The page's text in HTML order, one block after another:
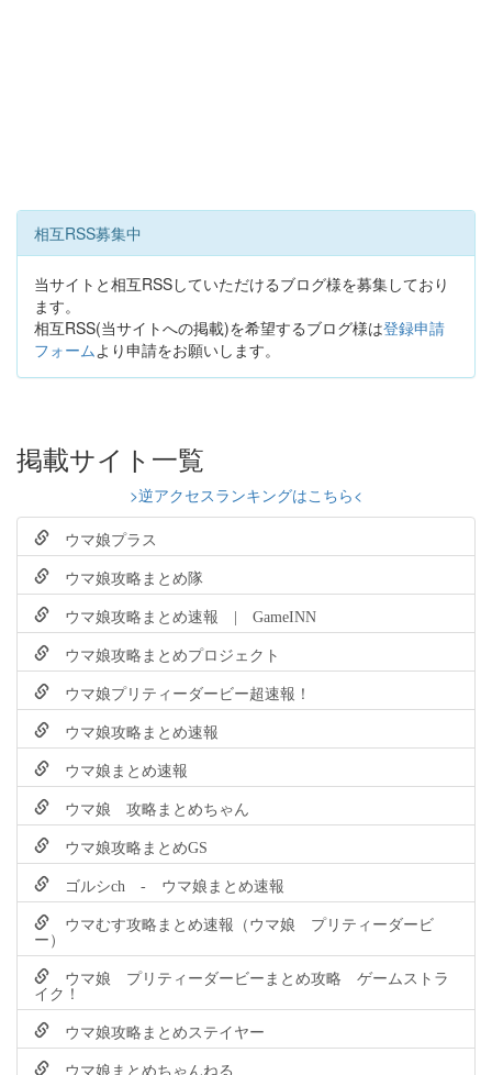
相互RSS募集中
当サイトと相互RSSしていただけるブログ様を募集しており
ます。
相互RSS(当サイトへの掲載)を希望するブログ様は登録申請
フォームより申請をお願いします。
掲載サイト一覧
>逆アクセスランキングはこちら<
ウマ娘プラス
ウマ娘攻略まとめ隊
ウマ娘攻略まとめ速報 | GameINN
ウマ娘攻略まとめプロジェクト
ウマ娘プリティーダービー超速報！
ウマ娘攻略まとめ速報
ウマ娘まとめ速報
ウマ娘 攻略まとめちゃん
ウマ娘攻略まとめGS
ゴルシch - ウマ娘まとめ速報
ウマむす攻略まとめ速報（ウマ娘 プリティーダービ
ー）
ウマ娘 プリティーダービーまとめ攻略 ゲームストラ
イク！
ウマ娘攻略まとめステイヤー
ウマ娘まとめちゃんねる